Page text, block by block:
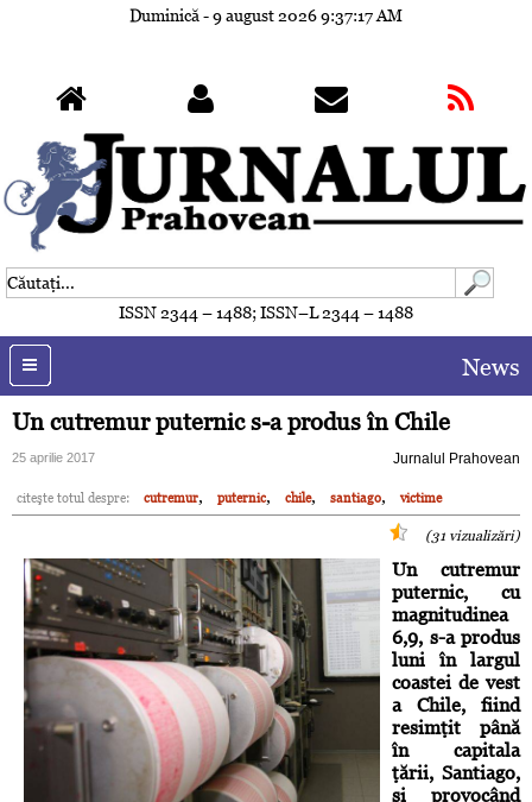
Duminică - 9 august 20269:37:20 AM
ISSN 2344 – 1488; ISSN–L 2344 – 1488
News
Un cutremur puternic s-a produs în Chile
25 aprilie 2017 Jurnalul Prahovean
citeşte totul despre: cutremur, puternic, chile, santiago, victime
(31 vizualizări)
Un cutremur
puternic, cu
magnitudinea
6,9, s-a produs
luni în largul
coastei de vest
a Chile, fiind
resimţit până
în capitala
ţării, Santiago,
şi provocând